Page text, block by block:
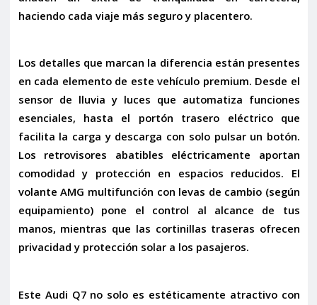
haciendo cada viaje más seguro y placentero.
Los detalles que marcan la diferencia están presentes
en cada elemento de este vehículo premium. Desde el
sensor de lluvia y luces que automatiza funciones
esenciales, hasta el portón trasero eléctricoque
facilita la carga y descarga con solo pulsar un botón.
Los retrovisores abatibles eléctricamente aportan
comodidad y protección en espacios reducidos. El
volante AMG multifunción con levas de cambio (según
equipamiento) pone el control al alcance de tus
manos, mientras que las cortinillas traseras ofrecen
privacidad y protección solar a los pasajeros.
Este Audi Q7 no solo es estéticamente atractivo con